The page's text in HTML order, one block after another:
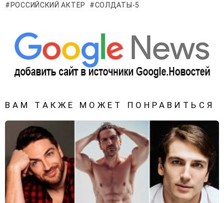
РОССИЙСКИЙ АКТЕР
СОЛДАТЫ-5
ВАМ ТАКЖЕ МОЖЕТ ПОНРАВИТЬСЯ